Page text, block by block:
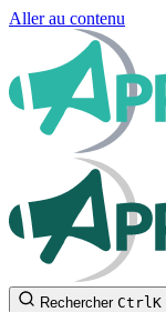
Aller au contenu
Rechercher CtrlK